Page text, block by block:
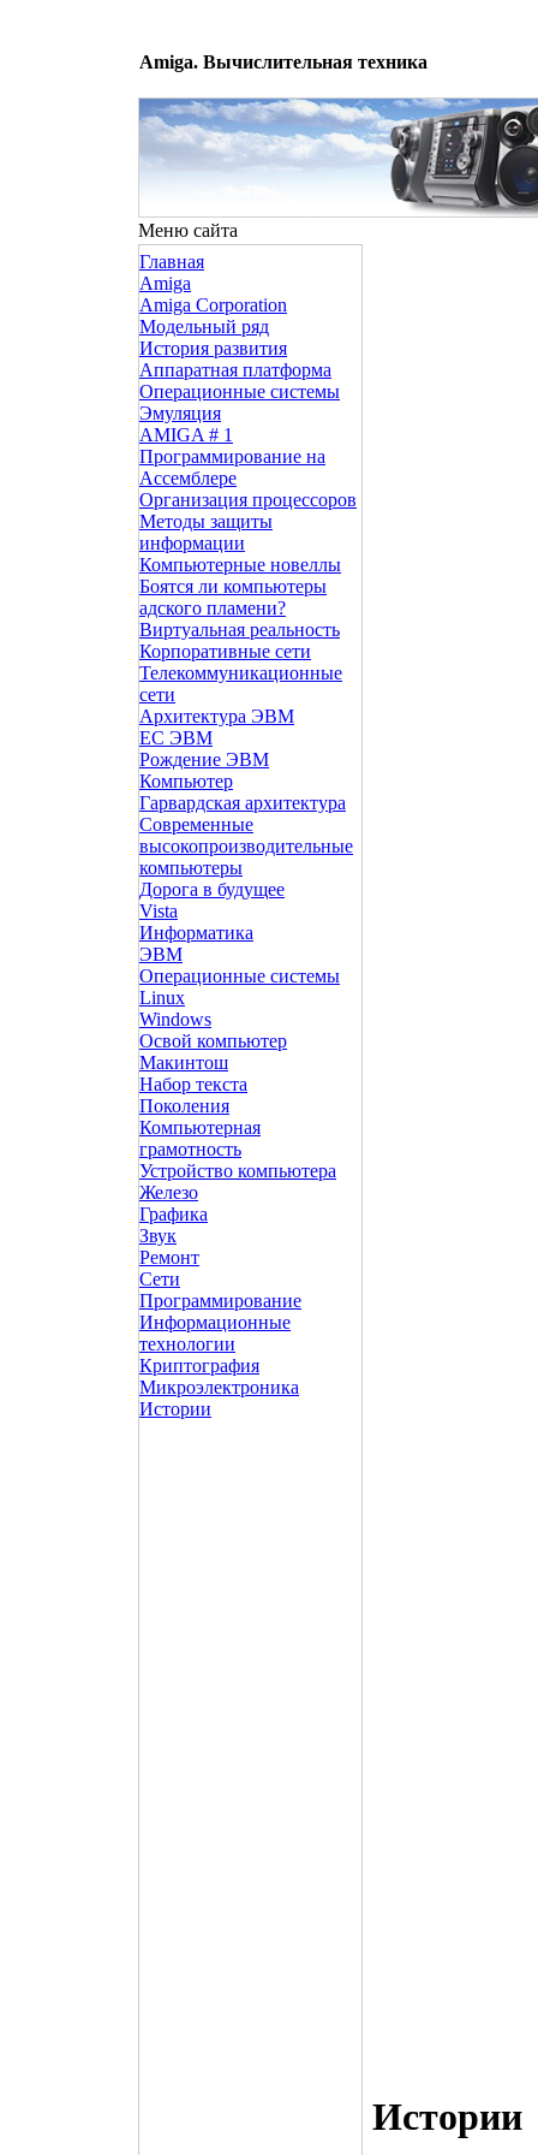
Amiga. Вычислительная техника
Меню сайта
Главная
Amiga
Amiga Corporation
Модельный ряд
История развития
Аппаратная платформа
Операционные системы
Эмуляция
AMIGA # 1
Программирование на
Ассемблере
Организация процессоров
Методы защиты
информации
Компьютерные новеллы
Боятся ли компьютеры
адского пламени?
Виртуальная реальность
Корпоративные сети
Телекоммуникационные
сети
Архитектура ЭВМ
ЕС ЭВМ
Рождение ЭВМ
Компьютер
Гарвардская архитектура
Современные
высокопроизводительные
компьютеры
Дорога в будущее
Vista
Инфоpматика
ЭВМ
Операционные системы
Linux
Windows
Освой компьютер
Макинтош
Набор текста
Поколения
Компьютерная
грамотность
Устройство компьютера
Железо
Графика
Звук
Ремонт
Сети
Программирование
Информационные
технологии
Криптография
Микроэлектроника
Истории
Истории